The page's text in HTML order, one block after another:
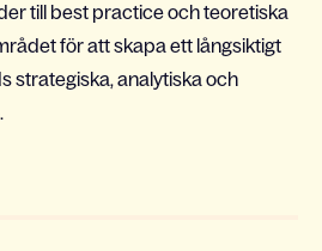
till best practice och teoretiska
för att skapa ett långsiktigt
strategiska, analytiska och